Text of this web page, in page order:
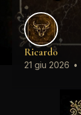
Ricardo
21 giu 2026 •